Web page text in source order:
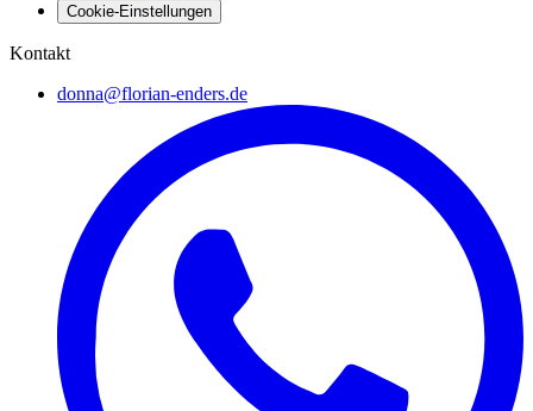
Cookie-Einstellungen
Kontakt
donna@florian-enders.de